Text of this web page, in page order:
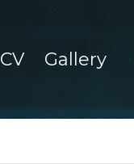
CV Gallery